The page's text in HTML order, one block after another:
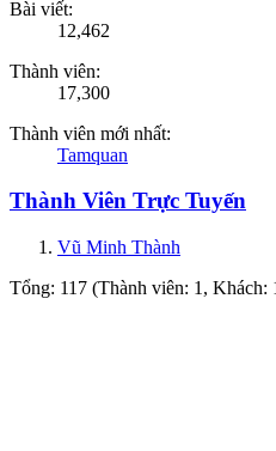
Bài viết:
12,462
Thành viên:
17,300
Thành viên mới nhất:
Tamquan
Thành Viên Trực Tuyến
Vũ Minh Thành
Tổng: 117 (Thành viên: 1, Khách: